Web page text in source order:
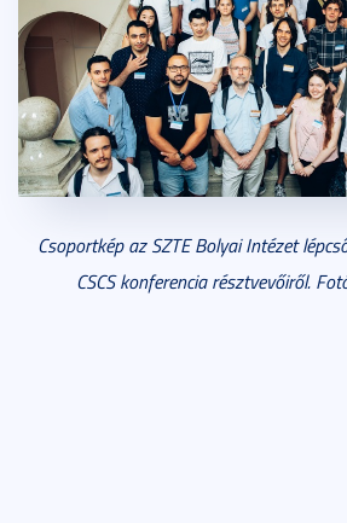
Csoportkép az SZTE Bolyai Intézet
CSCS konferencia résztvevőiről.